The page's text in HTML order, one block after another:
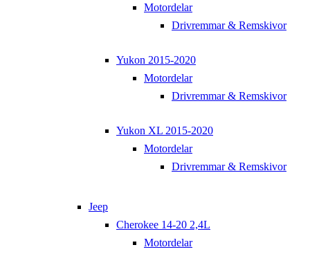
Motordelar
Drivremmar & Remskivor
Yukon 2015-2020
Motordelar
Drivremmar & Remskivor
Yukon XL 2015-2020
Motordelar
Drivremmar & Remskivor
Jeep
Cherokee 14-20 2,4L
Motordelar